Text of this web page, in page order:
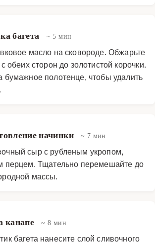
багета ~ 5 мин
масло на сковороде. Обжарьте
обеих сторон до золотистой корочки.
бумажное полотенце, чтобы удалить
начинки ~ 7 мин
сыр с рубленым укропом,
перцем. Тщательно перемешайте до
массы.
канапе ~ 8 мин
багета нанесите слой сливочного